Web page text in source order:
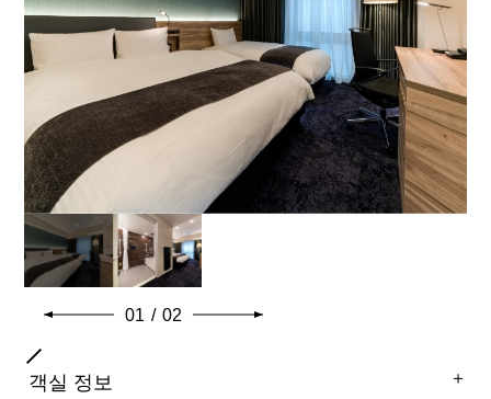
엑스트라 베드
엑스트라 베드 설치 (불가) / 베이비 침대 설치(불가)
함께 자는 자녀분은 2인까지 가능합니다.
일반적인 객실 설비 · 용품
01 / 02
객실 정보 ＋